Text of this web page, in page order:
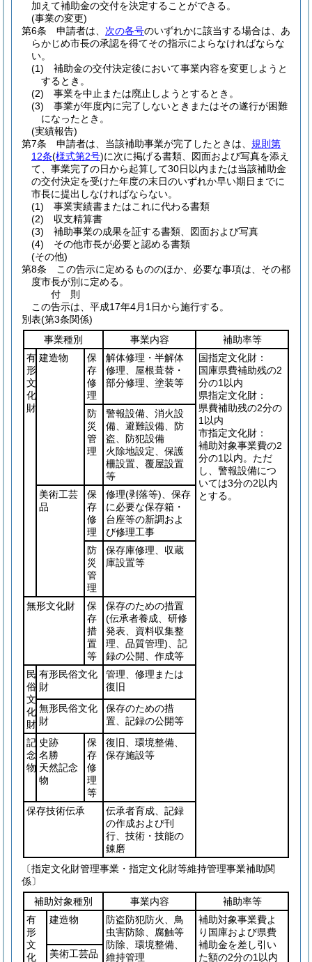
加えて補助金の交付を決定することができる。
(事業の変更)
第6条
申請者は、 次の各号のいずれかに該当する場合は、あ
らかじめ市長の承認を得てその指示によらなければならな
い。
(1)
補助金の交付決定後において事業内容を変更しようと
するとき。
(2)
事業を中止または廃止しようとするとき。
(3)
事業が年度内に完了しないときまたはその遂行が困難
になったとき。
(実績報告)
第7条
申請者は、当該補助事業が完了したときは、 規則第
12条(様式第2号)に次に掲げる書類、図面および写真を添え
て、事業完了の日から起算して30日以内または当該補助金
の交付決定を受けた年度の末日のいずれか早い期日までに
市長に提出しなければならない。
(1)
事業実績書またはこれに代わる書類
(2)
収支精算書
(3)
補助事業の成果を証する書類、図面および写真
(4)
その他市長が必要と認める書類
(その他)
第8条
この告示に定めるもののほか、必要な事項は、その都
度市長が別に定める。
付 則
この告示は、平成17年4月1日から施行する。
別表(第3条関係)
事業種別
事業内容
補助率等
有
形
文
化
財
建造物
保
存
修
理
解体修理・半解体
修理、屋根葺替・
部分修理、塗装等
国指定文化財：
国庫県費補助残の2
分の1以内
県指定文化財：
県費補助残の2分の
1以内
市指定文化財：
補助対象事業費の2
分の1以内。ただ
し、警報設備につ
いては3分の2以内
とする。
防
災
管
理
警報設備、消火設
備、避難設備、防
盗、防犯設備
火除地設定、保護
柵設置、覆屋設置
等
美術工芸
品
保
存
修
理
修理(剥落等) 、保存
に必要な保存箱・
台座等の新調およ
び修理工事
防
災
管
理
保存庫修理、収蔵
庫設置等
無形文化財
保
存
措
置
等
保存のための措置
(伝承者養成、研修
発表、資料収集整
理、品質管理) 、記
録の公開、作成等
民
俗
文
化
財
有形民俗文化
財
管理、修理または
復旧
無形民俗文化
財
保存のための措
置、記録の公開等
記
念
物
史跡
名勝
天然記念
物
保
存
修
理
等
復旧、環境整備、
保存施設等
保存技術伝承
伝承者育成、記録
の作成および刊
行、技術・技能の
錬磨
〔指定文化財管理事業・指定文化財等維持管理事業補助関
係〕
補助対象種別
事業内容
補助率等
有
形
文
化
建造物
防盗防犯防火、鳥
虫害防除、腐触等
防除、環境整備、
維持管理
補助対象事業費よ
り国庫および県費
補助金を差し引い
た額の2分の1以内
美術工芸品